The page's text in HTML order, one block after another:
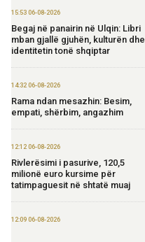
15:53 06-08-2026
Begaj në panairin në Ulqin: Libri
mban gjallë gjuhën, kulturën dhe
identitetin tonë shqiptar
14:32 06-08-2026
Rama ndan mesazhin: Besim,
empati, shërbim, angazhim
12:12 06-08-2026
Rivlerësimi i pasurive, 120,5
milionë euro kursime për
tatimpaguesit në shtatë muaj
12:09 06-08-2026